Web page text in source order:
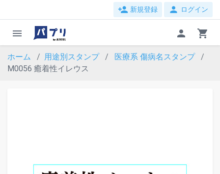
person_add 新規登録 person ログイン
menu person shopping_cart
ホーム 用途別スタンプ 医療系 傷病名スタンプ
M0056 癒着性イレウス